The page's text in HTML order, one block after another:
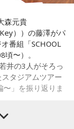
グに選ぶ人もい
や結納などのお
森元貴
））の藤澤がパ
番組「SCHOOL
頃〜）。
井の3人がそろっ
タジアムツアー
〜」を振り返りま